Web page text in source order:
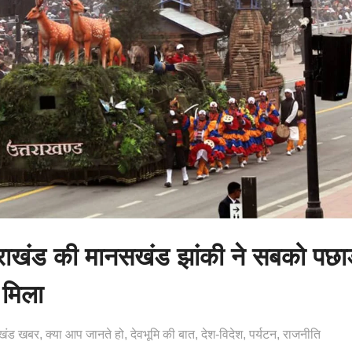
की मानसखंड झांकी ने सबको
खबर क्या आप जानते हो देवभूमि की बात देश-विदेश पर्यटन राजनीति